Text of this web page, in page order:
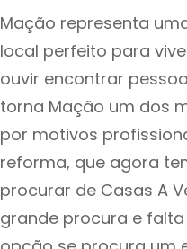
Mação representa
local perfeito para
ouvir encontrar
torna Mação um dos
por motivos
reforma, que agora
procurar de Casas A
grande procura e